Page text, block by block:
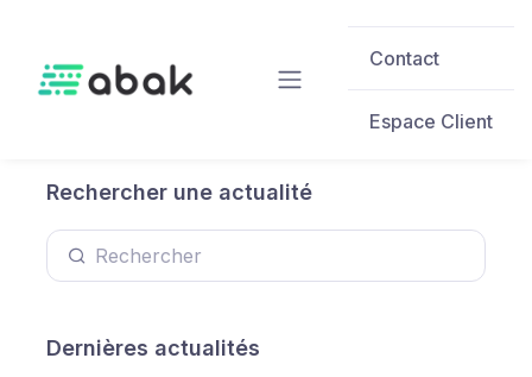
Contact
Espace Client
Rechercher une actualité
Dernières actualités